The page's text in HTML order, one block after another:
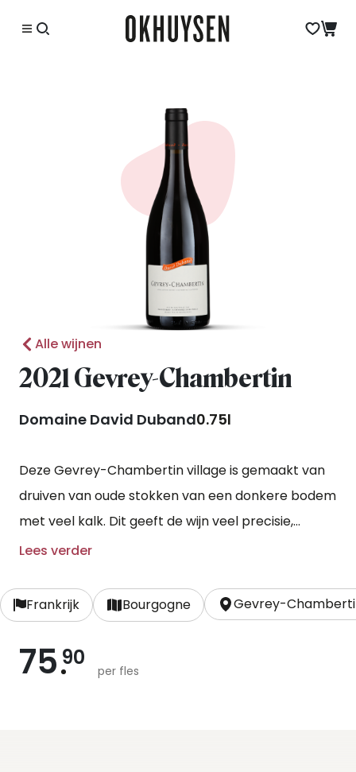
Alle wijnen
2021 Gevrey-Chambertin
Domaine David Duband0.75l
Deze Gevrey-Chambertin village is gemaakt van
druiven van oude stokken van een donkere bodem
met veel kalk. Dit geeft de wijn veel precisie,
structuur en klasse. Mooi in harmonie met donker
iets van kaneel en kardemom in de complexe
finale.
Lees verder
Frankrijk Bourgogne Gevrey-
75 90
per fles